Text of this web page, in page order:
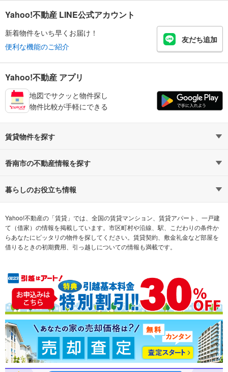
Yahoo!不動産 LINE公式アカウント
新着物件をいち早くお届け！
便利な機能のご紹介
友だち追加
Yahoo!不動産 アプリ
地図でサクッと物件探し
物件比較が手軽にできる
賃貸物件を探す
路線・駅から探す
通勤時間から探す
不動産会社から探す 希望の条件から探す
テーマから探す ランキングから探す
香南市の不動産情報を探す
不動産・住宅
新築マンション 中古マンション
新築一戸建て 中古一戸建て
売却査定
暮らしのお役立ち情報
マンションカタログ 教えて！住まいの先生
Yahoo!不動産の「賃貸」では、全国の賃貸マンション、賃貸アパート、一戸建
て（借家）の情報を掲載しています。市区町村や沿線、駅、こだわりの条件か
らあなたにピッタリの物件を探してください。賃貸契約、敷金礼金など部屋を
借りるときの初期費用、引っ越しについての情報も満載です。